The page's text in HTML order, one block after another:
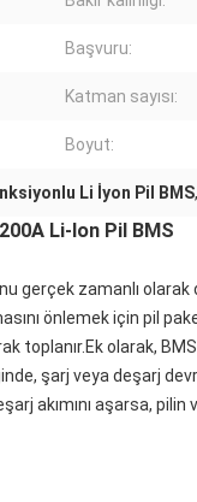
Başvuru:
Katman sayısı:
Boyut:
Li İyon Pil BMS,
Li-Ion Pil BMS
gerçek zamanlı olarak
önlemek için pil
toplanır.Ek olarak,
şarj veya deşarj
akımını aşarsa,